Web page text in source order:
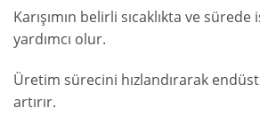
Karışımın belirli sıcaklıkta ve
yardımcı olur.
Üretim sürecini hızlandırarak
artırır.